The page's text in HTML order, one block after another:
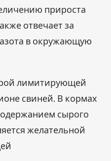
прироста
отвечает за
в окружающую
лимитирующей
свиней. В кормах
сырого
желательной